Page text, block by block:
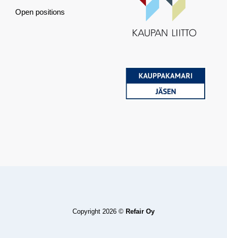
Open positions
Copyright 2026 © Refair Oy